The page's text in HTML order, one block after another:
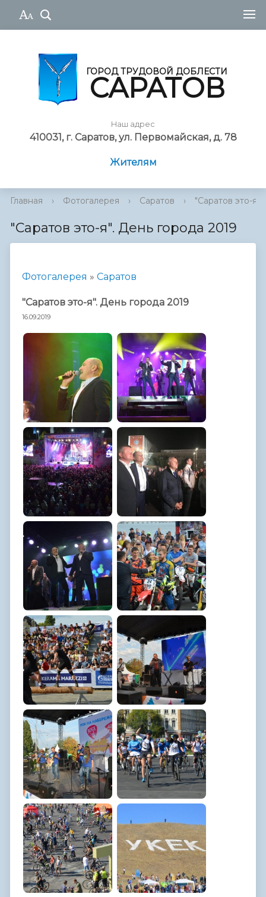
ГОРОД ТРУДОВОЙ ДОБЛЕСТИ
САРАТОВ
Наш адрес
410031, г. Саратов, ул. Первомайская, д. 78
Жителям
Главная › Фотогалерея › Саратов › "Саратов это-я".
"Саратов это-я". День города 2019
Фотогалерея » Саратов
"Саратов это-я". День города 2019
16.09.2019